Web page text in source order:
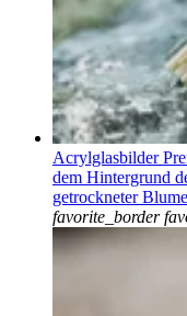
Acrylglasbilder
dem Hintergrund
getrockneter
favorite_border